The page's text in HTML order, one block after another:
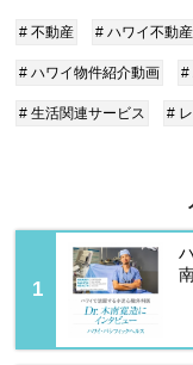
# 不動産 # ハワイ不動産
# ハワイ物件紹介動画 #
# 生活関連サービス #